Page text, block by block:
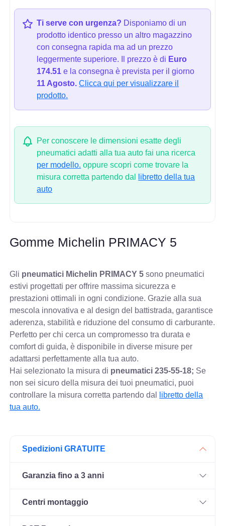
Ti serve con urgenza? Disponiamo di un
prodotto identico presso un altro magazzino
con consegna rapida ma ad un prezzo
leggermente superiore. Il prezzo è di Euro
174.51 e la consegna è prevista per il giorno
11 Agosto. Clicca qui per visualizzare il
prodotto.
Per conoscere le dimensioni esatte degli
pneumatici adatti alla tua auto fai una ricerca
per modello. oppure scopri come trovare la
misura corretta partendo dal
libretto della tua
auto
Gomme Michelin PRIMACY 5
Gli pneumatici Michelin PRIMACY 5 sono pneumatici
estivi progettati per offrire massima sicurezza e
prestazioni ottimali in ogni condizione. Grazie alla sua
mescola innovativa e al design del battistrada, garantisce
aderenza, stabilità e riduzione del consumo di carburante.
Perfetto per chi cerca un compromesso tra durata e
comfort di guida, è disponibile in diverse misure per
adattarsi perfettamente alla tua auto.
Hai selezionato la misura di pneumatici235-55-18; Se
non sei sicuro della misura dei tuoi pneumatici, puoi
controllare la misura corretta partendo dal
libretto della
tua auto.
Spedizioni GRATUITE
Garanzia fino a 3 anni
Centri montaggio